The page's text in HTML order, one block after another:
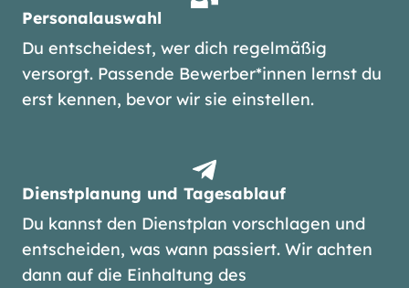
Personalauswahl
Du entscheidest, wer dich regelmäßig
versorgt. Passende Bewerber*innen lernst du
erst kennen, bevor wir sie einstellen.
Dienstplanung und Tagesablauf
Du kannst den Dienstplan vorschlagen und
entscheiden, was wann passiert. Wir achten
dann auf die Einhaltung des